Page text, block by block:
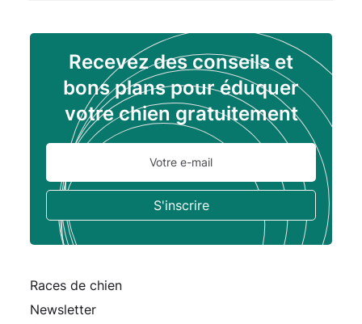
Recevez des conseils et
bons plans pour éduquer
votre chien gratuitement
Races de chien
Newsletter